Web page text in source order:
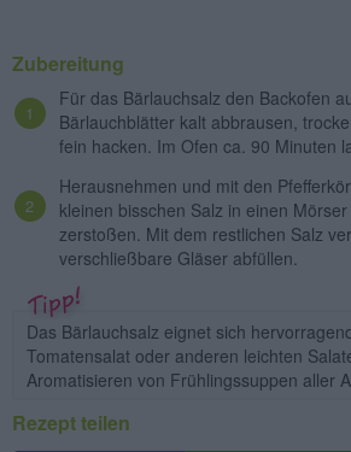
Zubereitung
Für das Bärlauchsalz den Backofen
Bärlauchblätter kalt abbrausen,
fein hacken. Im Ofen ca. 90 Minuten
Herausnehmen und mit den
kleinen bisschen Salz in einen
zerstoßen. Mit dem restlichen Salz
verschließbare Gläser abfüllen.
Das Bärlauchsalz eignet sich
Tomatensalat oder anderen leichten
Aromatisieren von Frühlingssuppen aller
Rezept teilen